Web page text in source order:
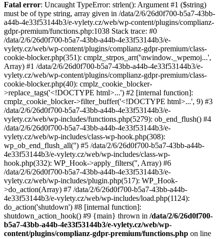
Fatal error: Uncaught TypeError: strlen(): Argument #1 ($string)
must be of type string, array given in /data/2/6/26d0f700-b5a7-43bb-
a44b-4e33f53144b3/e-vylety.cz/web/wp-content/plugins/complianz-
gdpr-premium/functions.php:1038 Stack trace: #0
/data/2/6/26d0f700-b5a7-43bb-a44b-4e33f53144b3/e-
vylety.cz/web/wp-content/plugins/complianz-gdpr-premium/class-
cookie-blocker.php(351): cmplz_strpos_arr('\nwindow._wpemoj...',
Array) #1 /data/2/6/26d0f700-b5a7-43bb-a44b-4e33f53144b3/e-
vylety.cz/web/wp-content/plugins/complianz-gdpr-premium/class-
cookie-blocker.php(40): cmplz_cookie_blocker-
>replace_tags('<!DOCTYPE html>...') #2 [internal function]:
cmplz_cookie_blocker->filter_buffer('<!DOCTYPE html>...', 9) #3
/data/2/6/26d0f700-b5a7-43bb-a44b-4e33f53144b3/e-
vylety.cz/web/wp-includes/functions.php(5279): ob_end_flush() #4
/data/2/6/26d0f700-b5a7-43bb-a44b-4e33f53144b3/e-
vylety.cz/web/wp-includes/class-wp-hook.php(308):
wp_ob_end_flush_all('') #5 /data/2/6/26d0f700-b5a7-43bb-a44b-
4e33f53144b3/e-vylety.cz/web/wp-includes/class-wp-
hook.php(332): WP_Hook->apply_filters('', Array) #6
/data/2/6/26d0f700-b5a7-43bb-a44b-4e33f53144b3/e-
vylety.cz/web/wp-includes/plugin.php(517): WP_Hook-
>do_action(Array) #7 /data/2/6/26d0f700-b5a7-43bb-a44b-
4e33f53144b3/e-vylety.cz/web/wp-includes/load.php(1124):
do_action('shutdown') #8 [internal function]:
shutdown_action_hook() #9 {main} thrown in /data/2/6/26d0f700-
b5a7-43bb-a44b-4e33f53144b3/e-vylety.cz/web/wp-
content/plugins/complianz-gdpr-premium/functions.php on line